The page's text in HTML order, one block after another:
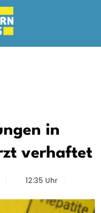
in
verhaftet
12:35 Uhr